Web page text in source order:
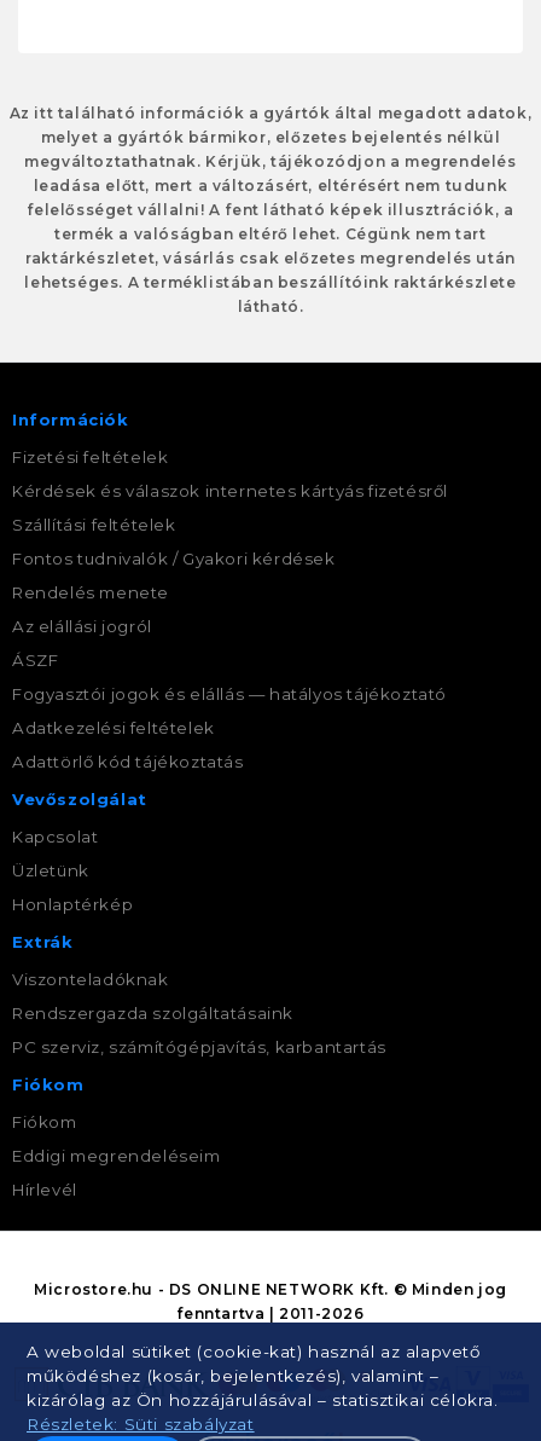
Az itt található információk a gyártók által megadott adatok,
melyet a gyártók bármikor, előzetes bejelentés nélkül
megváltoztathatnak. Kérjük, tájékozódjon a megrendelés
leadása előtt, mert a változásért, eltérésért nem tudunk
felelősséget vállalni! A fent látható képek illusztrációk, a
termék a valóságban eltérő lehet. Cégünk nem tart
raktárkészletet, vásárlás csak előzetes megrendelés után
lehetséges. A terméklistában beszállítóink raktárkészlete
látható.
Információk
Fizetési feltételek
Kérdések és válaszok internetes kártyás fizetésről
Szállítási feltételek
Fontos tudnivalók / Gyakori kérdések
Rendelés menete
Az elállási jogról
ÁSZF
Fogyasztói jogok és elállás — hatályos tájékoztató
Adatkezelési feltételek
Adattörlő kód tájékoztatás
Vevőszolgálat
Kapcsolat
Üzletünk
Honlaptérkép
Extrák
Viszonteladóknak
Rendszergazda szolgáltatásaink
PC szerviz, számítógépjavítás, karbantartás
Fiókom
Fiókom
Eddigi megrendeléseim
Hírlevél
A weboldal sütiket (cookie-kat) használ az alapvető
működéshez (kosár, bejelentkezés), valamint –
kizárólag az Ön hozzájárulásával – statisztikai célokra.
Részletek: Süti szabályzat
Microstore.hu - DS ONLINE NETWORK Kft. © Minden jog
fenntartva | 2011-2026